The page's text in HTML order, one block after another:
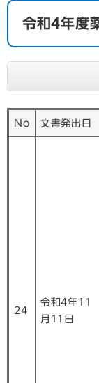
令和4年度
No 文書発出日
24
令和4年11
月11日